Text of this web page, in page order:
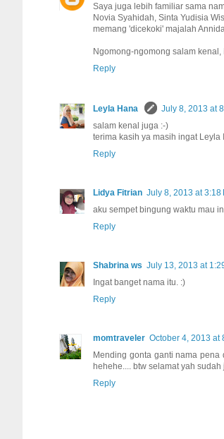
Saya juga lebih familiar sama
Novia Syahidah, Sinta Yudisia
memang 'dicekoki' majalah
Ngomong-ngomong salam kenal,
Reply
Leyla Hana
July 8, 2013 at
salam kenal juga :-)
terima kasih ya masih ingat Leyla
Reply
Lidya Fitrian July 8, 2013 at 3:18
aku sempet bingung waktu mau
Reply
Shabrina ws July 13, 2013 at
Ingat banget nama itu. :)
Reply
momtraveler October 4, 2013 at
Mending gonta ganti nama
hehehe.... btw selamat yah
Reply